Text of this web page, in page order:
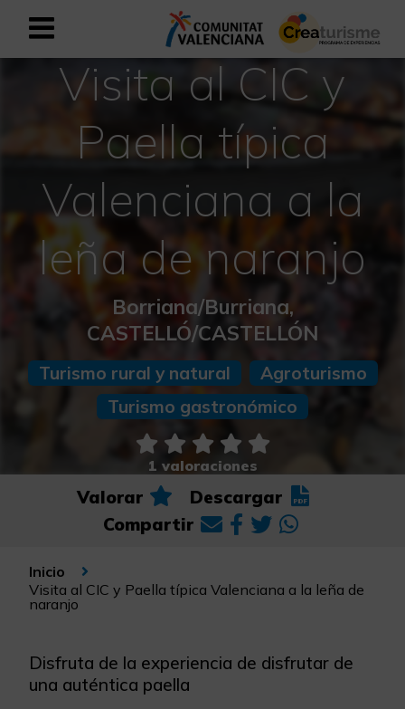
Registrarse como usuario
Registro empresarial
Español
Mediterráneo Activo-Deportivo
Mediterráneo Cultural
Mediterráneo Natural-Rural
Experiencias en otoño
Experiencias Semana Santa
Visita al CIC y
Paella típica
Valenciana a la
leña de naranjo
Borriana/Burriana,
CASTELLÓ/CASTELLÓN
Turismo rural y natural
Agroturismo
Turismo gastronómico
1 valoraciones
Valorar
Descargar
Compartir
Inicio
Visita al CIC y Paella típica Valenciana a la leña de
naranjo
Disfruta de la experiencia de disfrutar de
una auténtica paella